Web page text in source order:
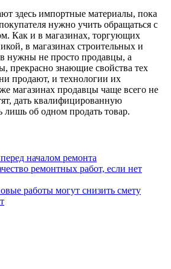
здесь импортные материалы, пока
нужно учить обращаться с
Как и в магазинах, торгующих
в магазинах строительных и
нужны не просто продавцы, а
прекрасно знающие свойства тех
продают, и технологии их
магазинах продавцы чаще всего не
дать квалифицированную
лишь об одном продать товар.
началом ремонта
ремонтных работ, если нет
работы могут снизить смету